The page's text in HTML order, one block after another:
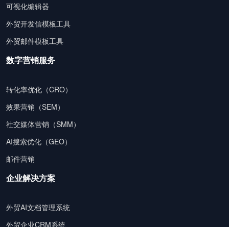
可视化编辑器
外贸开发信模板工具
外贸邮件模板工具
数字营销服务
转化率优化（CRO）
效果营销（SEM）
社交媒体营销（SMM）
AI搜索优化（GEO）
邮件营销
企业解决方案
外贸AI文档管理系统
外贸企业CRM系统